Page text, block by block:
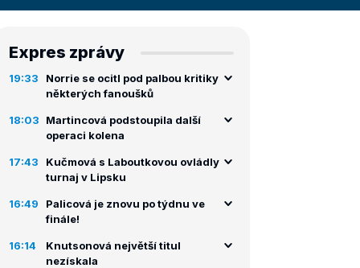
Expres zprávy
19:33
Norrie se ocitl pod palbou kritiky
některých fanoušků
18:03
Martincová podstoupila další
operaci kolena
17:43
Kučmová s Laboutkovou ovládly
turnaj v Lipsku
16:49
Palicová je znovu po týdnu ve
finále!
16:14
Knutsonová největší titul
nezískala